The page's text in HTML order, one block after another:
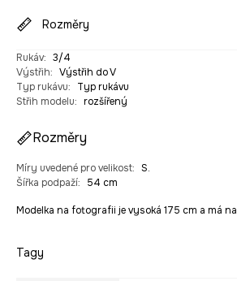
Rozměry
Rukáv: 3/4
Výstřih: Výstřih do V
Typ rukávu:
Typ rukávu
Střih modelu: rozšířený
Rozměry
Míry uvedené pro velikost: S.
Šířka podpaží: 54 cm
Modelka na fotografii je vysoká 175 cm a má
Tagy